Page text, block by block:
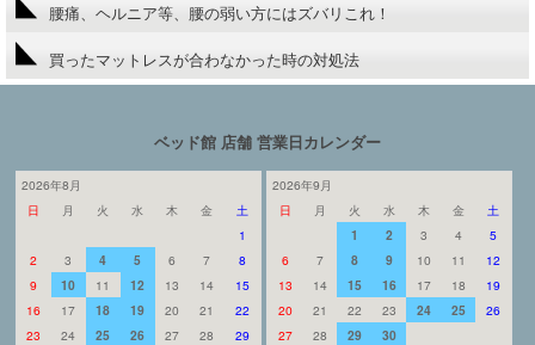
腰痛、ヘルニア等、腰の弱い方にはズバリこれ！
買ったマットレスが合わなかった時の対処法
ベッド館 店舗 営業日カレンダー
2026年8月
日
月 火 水 木 金
土
1
2
3 4 5 6 7
8
9
10 11 12 13 14
15
16
17 18 19 20 21
22
23
24 25 26 27 28
29
2026年9月
日
月 火 水 木 金
土
1
2 3 4
5
6
7 8 9 10 11
12
13
14 15 16 17 18
19
20
21 22 23 24 25
26
27
28 29 30